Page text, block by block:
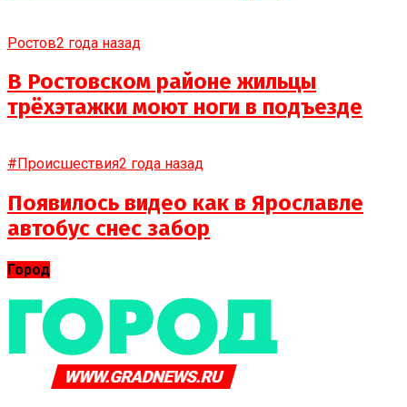
Ростов2 года назад
В Ростовском районе жильцы
трёхэтажки моют ноги в подъезде
#Происшествия2 года назад
Появилось видео как в Ярославле
автобус снес забор
Город